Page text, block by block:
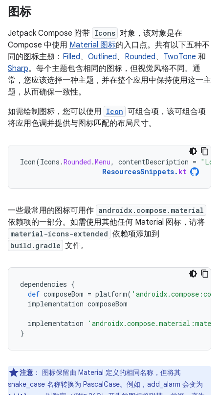
图标
Jetpack Compose 附带 Icons 对象，该对象是在
Compose 中使用 Material 图标的入口点。共有以下五种不
同的图标主题： Filled、 Outlined、 Rounded、 TwoTone 和
Sharp。每个主题包含相同的图标，但视觉风格不同。通
常，您应该选择一种主题，并在整个应用中保持使用这一主
题，从而确保一致性。
如需绘制图标，您可以使用 Icon 可组合项，该可组合项
将应用色调并提供与图标匹配的布局尺寸。
Icon(Icons .Rounded .Menu, contentDescription =
ResourcesSnippets. kt
一些最常用的图标可用作 androidx.compose.material
依赖项的一部分。如需使用其他任何 Material 图标，请将
material-icons-extended 依赖项添加到
build.gradle 文件。
dependencies {
def composeBom = platform(
implementation composeBom
implementation
}
注意 ：
图标保留由 Material 定义的相同名称，但将其
snake_case 名称转换为 PascalCase。例如，add_alarm 会变为